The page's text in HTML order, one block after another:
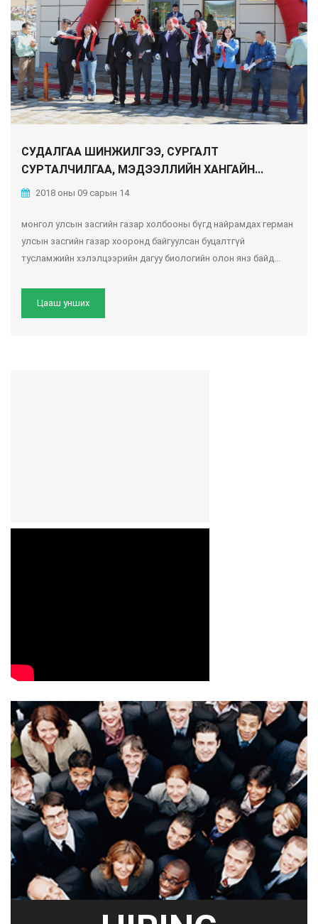
СУДАЛГАА ШИНЖИЛГЭЭ, СУРГАЛТ
СУРТАЛЧИЛГАА, МЭДЭЭЛЛИЙН ХАНГАЙН...
2018 оны 09 сарын 14
монгол улсын засгийн газар холбооны бүгд найрамдах герман
улсын засгийн газар хооронд байгуулсан буцалтгүй
тусламжийн хэлэлцээрийн дагуу биологийн олон янз байд...
Цааш унших